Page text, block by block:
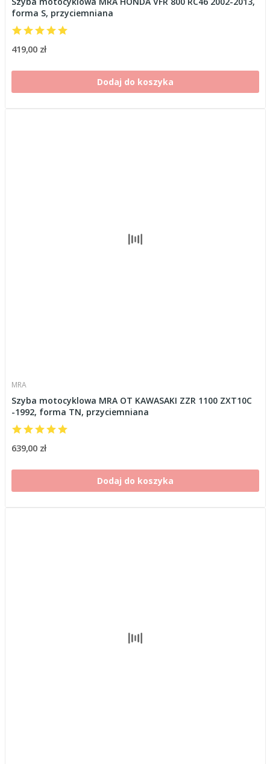
forma S, przyciemniana
419,00 zł
Dodaj do koszyka
MRA
Szyba motocyklowa MRA OT KAWASAKI ZZR 1100 ZXT10C
-1992, forma TN, przyciemniana
639,00 zł
Dodaj do koszyka